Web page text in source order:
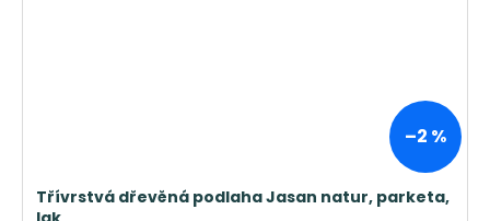
–2 %
Třívrstvá dřevěná podlaha Jasan natur, parketa,